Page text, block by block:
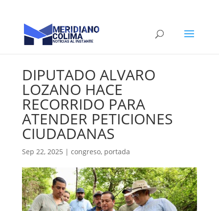
DIPUTADO ALVARO
LOZANO HACE
RECORRIDO PARA
ATENDER PETICIONES
CIUDADANAS
Sep 22, 2025 | congreso, portada